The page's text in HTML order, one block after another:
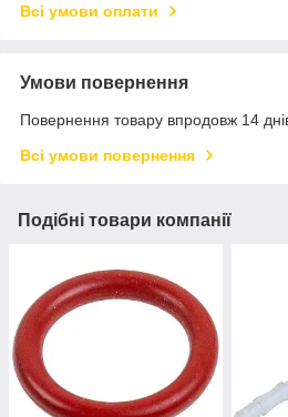
Всі умови оплати
Умови повернення
Повернення товару впродовж 14
Всі умови повернення
Подібні товари компанії